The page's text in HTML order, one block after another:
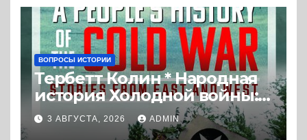
последствий (2026) *
Реферат книги
ВОПРОСЫ ИСТОРИИ
Тербетт Колин * Народная
история Холодной войны:
истории с Востока и Запада
(2023) * Реферат книги
3 АВГУСТА, 2026 ADMIN